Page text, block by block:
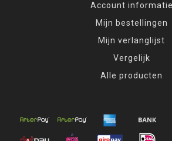
Account informatie
Mijn bestellingen
Mijn verlanglijst
Vergelijk
Alle producten